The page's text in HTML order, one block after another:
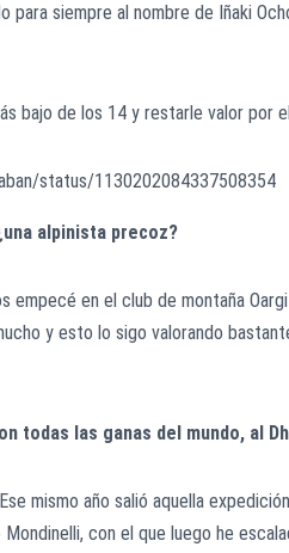
para siempre al nombre de Iñaki
bajo de los 14 y restarle valor por
status/1130202084337508354
alpinista precoz?
empecé en el club de montaña
y esto lo sigo valorando
todas las ganas del mundo, al
mismo año salió aquella
con el que luego he